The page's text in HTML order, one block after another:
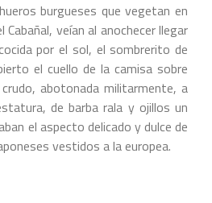
burgueses que vegetan en
Cabañal, veían al anochecer llegar
por el sol, el sombrerito de
el cuello de la camisa sobre
abotonada militarmente, a
de barba rala y ojillos un
el aspecto delicado y dulce de
vestidos a la europea.